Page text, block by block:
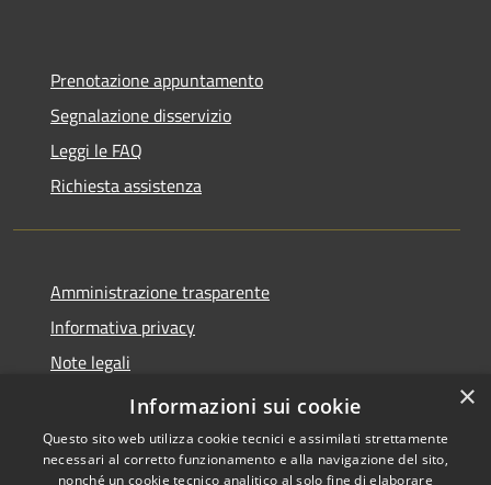
Prenotazione appuntamento
Segnalazione disservizio
Leggi le FAQ
Richiesta assistenza
Amministrazione trasparente
Informativa privacy
Note legali
Dichiarazione di accessibilità
×
Informazioni sui cookie
Questo sito web utilizza cookie tecnici e assimilati strettamente
necessari al corretto funzionamento e alla navigazione del sito,
nonché un cookie tecnico analitico al solo fine di elaborare